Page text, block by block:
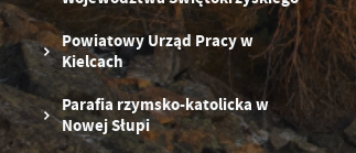
Powiatowy Urząd Pracy w
Kielcach
Parafia rzymsko-katolicka w
Nowej Słupi